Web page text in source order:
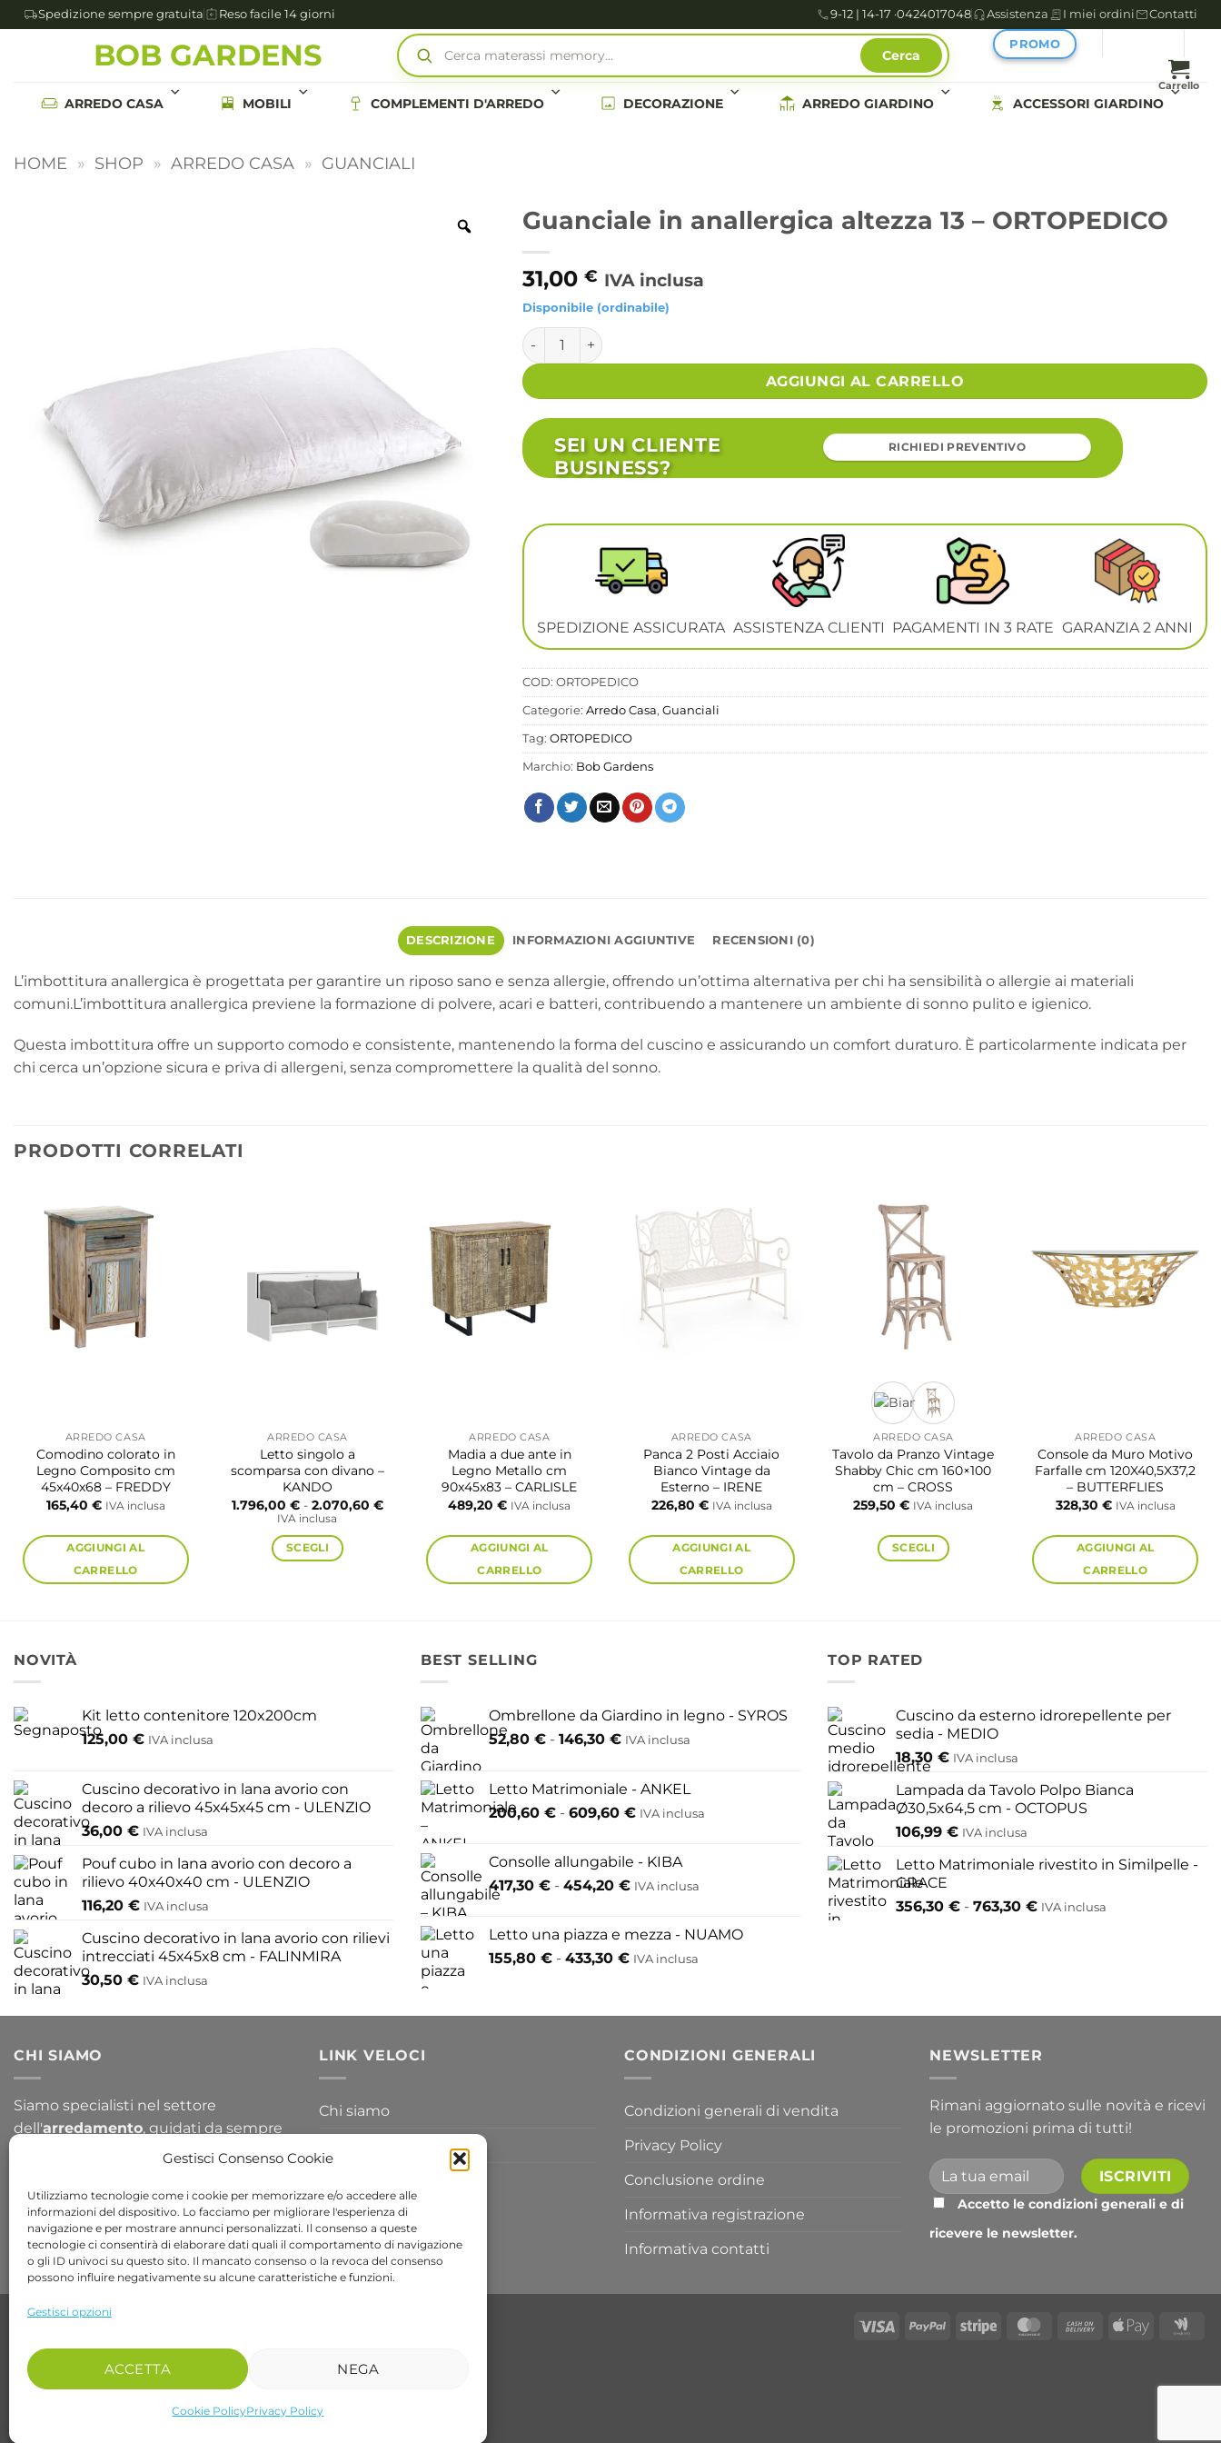
Gestisci Consenso Cookie
Utilizziamo tecnologie come i cookie per memorizzare e/o accedere alle
informazioni del dispositivo. Lo facciamo per migliorare l'esperienza di
navigazione e per mostrare annunci personalizzati. Il consenso a queste
tecnologie ci consentirà di elaborare dati quali il comportamento di navigazione
o gli ID univoci su questo sito. Il mancato consenso o la revoca del consenso
possono influire negativamente su alcune caratteristiche e funzioni.
Gestisci opzioni
ACCETTA NEGA
Cookie PolicyPrivacy Policy
Spedizione sempre gratuita Reso facile 14 giorni 9-12 | 14-17 ·0424017048 Assistenza I miei ordini Contatti
BOB GARDENS Cerca materassi memory… Cerca
PROMO
Carrello
ARREDO CASA MOBILI COMPLEMENTI D'ARREDO DECORAZIONE ARREDO GIARDINO ACCESSORI GIARDINO
HOME » SHOP » ARREDO CASA » GUANCIALI
Guanciale in anallergica altezza 13 – ORTOPEDICO
31,00 € IVA inclusa
Disponibile (ordinabile)
Guanciale in anallergica altezza 13 - ORTOPEDICO quantità
AGGIUNGI AL CARRELLO
Alternative:
SEI UN CLIENTE
BUSINESS?
RICHIEDI PREVENTIVO
SPEDIZIONE ASSICURATA ASSISTENZA CLIENTI PAGAMENTI IN 3 RATE GARANZIA 2 ANNI
COD: ORTOPEDICO
Categorie: Arredo Casa, Guanciali
Tag: ORTOPEDICO
Marchio: Bob Gardens
DESCRIZIONE INFORMAZIONI AGGIUNTIVE RECENSIONI (0)
L’imbottitura anallergica è progettata per garantire un riposo sano e senza allergie, offrendo un’ottima alternativa per chi ha sensibilità o allergie ai materiali
comuni.L’imbottitura anallergica previene la formazione di polvere, acari e batteri, contribuendo a mantenere un ambiente di sonno pulito e igienico.
Questa imbottitura offre un supporto comodo e consistente, mantenendo la forma del cuscino e assicurando un comfort duraturo. È particolarmente indicata per
chi cerca un’opzione sicura e priva di allergeni, senza compromettere la qualità del sonno.
PRODOTTI CORRELATI
ARREDO CASA
Comodino colorato in
Legno Composito cm
45x40x68 – FREDDY
165,40 € IVA inclusa
AGGIUNGI AL
CARRELLO
ARREDO CASA
Letto singolo a
scomparsa con divano –
KANDO
1.796,00 € - 2.070,60 €Fascia
1.796,00 €
2.070,60 €
IVA inclusa
SCEGLI
opzioni
scelte
nella
prodotto
ARREDO CASA
Madia a due ante in
Legno Metallo cm
90x45x83 – CARLISLE
489,20€ IVA inclusa
AGGIUNGI AL
CARRELLO
ARREDO CASA
Panca 2 Posti Acciaio
Bianco Vintage da
Esterno – IRENE
226,80 € IVA inclusa
AGGIUNGI AL
CARRELLO
ARREDO CASA
Tavolo da Pranzo Vintage
Shabby Chic cm 160×100
cm – CROSS
259,50€ IVA inclusa
SCEGLI
più
opzioni
possono
essere
nella
pagina
del
prodotto
ARREDO CASA
Console da Muro Motivo
Farfalle cm 120X40,5X37,2
– BUTTERFLIES
328,30 € IVA inclusa
AGGIUNGI AL
CARRELLO
NOVITÀ
Kit letto contenitore 120x200cm
125,00 € IVA inclusa
Cuscino decorativo in lana avorio con
decoro a rilievo 45x45x45 cm - ULENZIO
36,00 € IVA inclusa
Pouf cubo in lana avorio con decoro a
rilievo 40x40x40 cm - ULENZIO
116,20 € IVA inclusa
Cuscino decorativo in lana avorio con rilievi
intrecciati 45x45x8 cm - FALINMIRA
30,50 € IVA inclusa
BEST SELLING
Ombrellone da Giardino in legno - SYROS
52,80 € - 146,30 €Fascia
da
52,80 €
146,30 €
IVA inclusa
Letto Matrimoniale - ANKEL
200,60 € - 609,60 €Fascia
da
200,60 €
609,60 €
IVA inclusa
Consolle allungabile - KIBA
417,30 € - 454,20 €Fascia
da
417,30 €
IVA inclusa
Letto una piazza e mezza - NUAMO
155,80 € - 433,30 €Fascia
da
a
IVA inclusa
TOP RATED
Cuscino da esterno idrorepellente per
sedia - MEDIO
18,30 € IVA inclusa
Lampada da Tavolo Polpo Bianca
Ø30,5x64,5 cm - OCTOPUS
106,99 € IVA inclusa
Letto Matrimoniale rivestito in Similpelle -
GRACE
356,30 € - 763,30 €Fascia
763,30 €
IVA inclusa
CHI SIAMO
Siamo specialisti nel settore
dell'arredamento, guidati da sempre
per la passione del design. Arredare il
stato così semplice, dai un occhiata a
tutte le nostre collezioni!
LINK VELOCI
Chi siamo
CONDIZIONI GENERALI
Condizioni generali di vendita
Privacy Policy
Conclusione ordine
Informativa registrazione
Informativa contatti
NEWSLETTER
Rimani aggiornato sulle novità e ricevi
le promozioni prima di tutti!
Accetto le condizioni generali e di
ricevere le newsletter.
Visa PayPal Stripe MasterCard
Cash
Apple
Copyright 2026 ©
P.IVA e CF: 04486540240
REA: VI-407698 - Cap. soc. € 10.000,00 i.v.